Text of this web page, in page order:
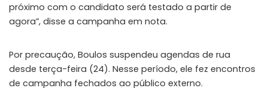
próximo com o candidato será testado a partir de
agora”, disse a campanha em nota.
Por precaução, Boulos suspendeu agendas de rua
desde terça-feira (24). Nesse período, ele fez encontros
de campanha fechados ao público externo.